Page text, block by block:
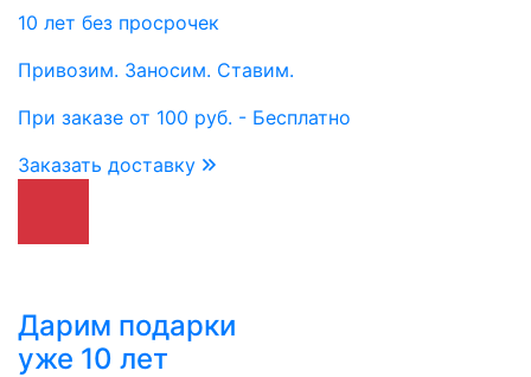
10 лет без просрочек
Привозим. Заносим. Ставим.
При заказе от 100 руб. - Бесплатно
Заказать доставку
Дарим подарки
уже 10 лет